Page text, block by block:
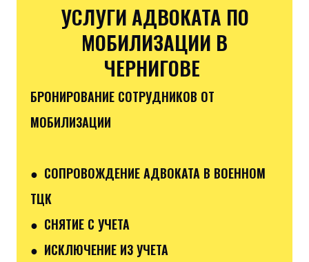
УСЛУГИ АДВОКАТА ПО
МОБИЛИЗАЦИИ В
ЧЕРНИГОВЕ
БРОНИРОВАНИЕ СОТРУДНИКОВ ОТ
МОБИЛИЗАЦИИ
● СОПРОВОЖДЕНИЕ АДВОКАТА В ВОЕННОМ
ТЦК
● СНЯТИЕ С УЧЕТА
● ИСКЛЮЧЕНИЕ ИЗ УЧЕТА